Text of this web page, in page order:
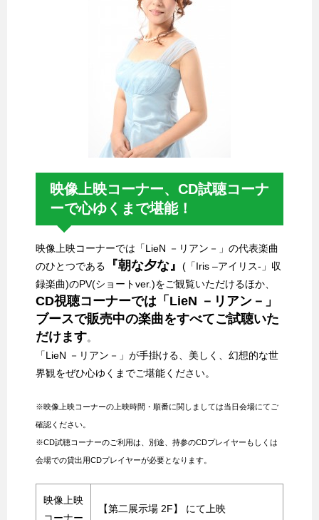
映像上映コーナー、CD試聴コーナ
ーで心ゆくまで堪能！
映像上映コーナーでは「LieN －リアン－」の代表楽曲
のひとつである
『朝な夕な』
(「Iris –アイリス-」収
録楽曲)のPV(ショートver.)をご観覧いただけるほか、
CD視聴コーナーでは「LieN －リアン－」
ブースで販売中の楽曲をすべてご試聴いた
だけます。
「LieN －リアン－」が手掛ける、美しく、幻想的な世
界観をぜひ心ゆくまでご堪能ください。
※映像上映コーナーの上映時間・順番に関しましては当日会場にてご
確認ください。
※CD試聴コーナーのご利用は、別途、持参のCDプレイヤーもしくは
会場での貸出用CDプレイヤーが必要となります。
映像上映
【第二展示場 2F】 にて上映